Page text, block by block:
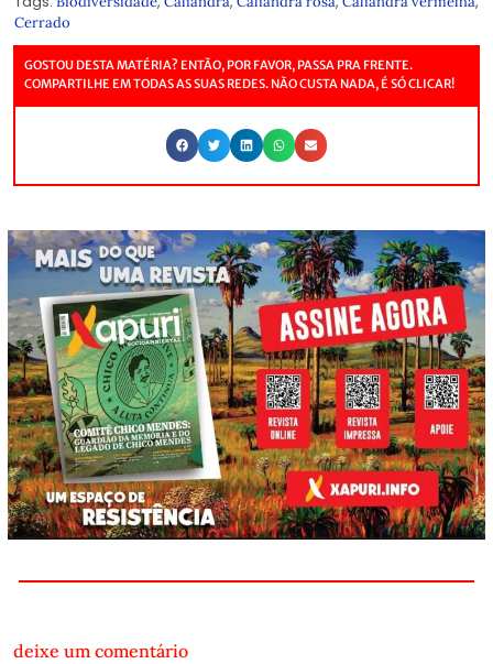
Cerrado
GOSTOU DESTA MATÉRIA? ENTÃO, POR FAVOR, PASSA PRA FRENTE.
COMPARTILHE EM TODAS AS SUAS REDES. NÃO CUSTA NADA, É SÓ CLICAR!
deixe um comentário